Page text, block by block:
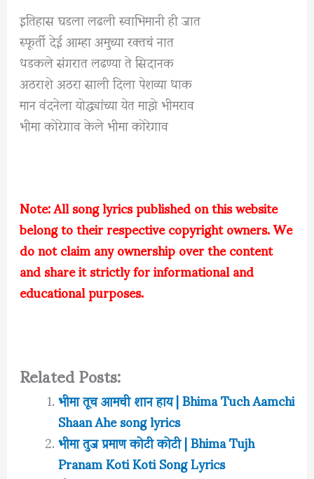
इतिहास घडला लढली स्वाभिमानी ही जात
स्फूर्ती देई आम्हा अमुच्या रक्तचं नात
धडकले संगरात लढण्या ते सिदानक
अठराशे अठरा साली दिला पेशव्या धाक
मान वंदनेला योद्ध्यांच्या येत माझे भीमराव
भीमा कोरेगाव केले भीमा कोरेगाव
Note: All song lyrics published on this website
belong to their respective copyright owners. We
do not claim any ownership over the content
and share it strictly for informational and
educational purposes.
Related Posts:
भीमा तूच आमची शान हाय | Bhima Tuch Aamchi
Shaan Ahe song lyrics
भीमा तुज प्रमाण कोटी कोटी | Bhima Tujh
Pranam Koti Koti Song Lyrics